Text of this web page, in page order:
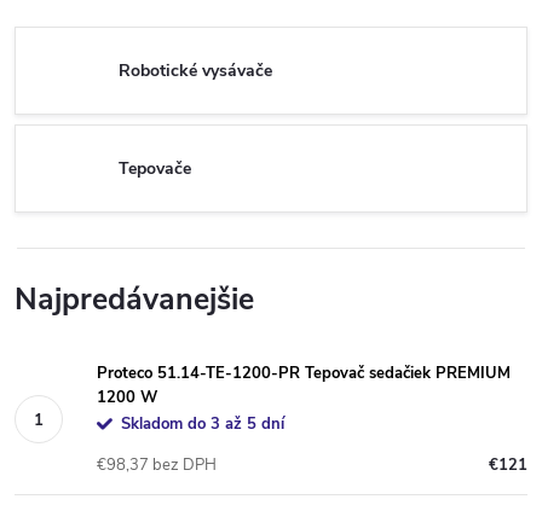
Robotické vysávače
Tepovače
Najpredávanejšie
Proteco 51.14-TE-1200-PR Tepovač sedačiek PREMIUM
1200 W
Skladom do 3 až 5 dní
€121
€98,37 bez DPH